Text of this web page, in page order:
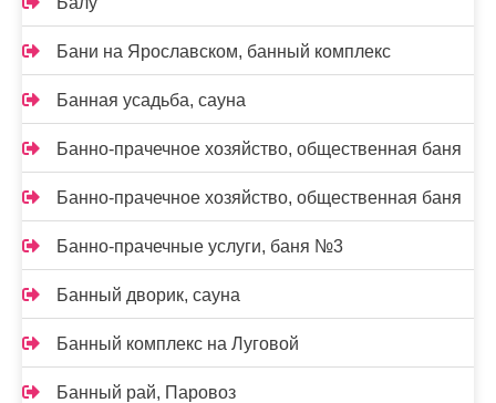
Бани на Ярославском, банный комплекс
Банная усадьба, сауна
Банно-прачечное хозяйство, общественная баня
Банно-прачечное хозяйство, общественная баня
Банно-прачечные услуги, баня №3
Банный дворик, сауна
Банный комплекс на Луговой
Банный рай, Паровоз